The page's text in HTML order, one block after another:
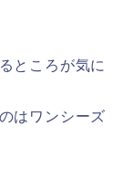
ところが気に
はワンシーズ